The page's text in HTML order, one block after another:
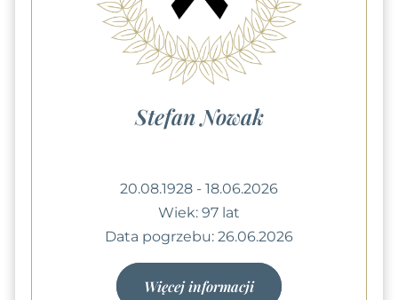
Stefan Nowak
20.08.1928 - 18.06.2026
Wiek: 97 lat
Data pogrzebu: 26.06.2026
Więcej informacji